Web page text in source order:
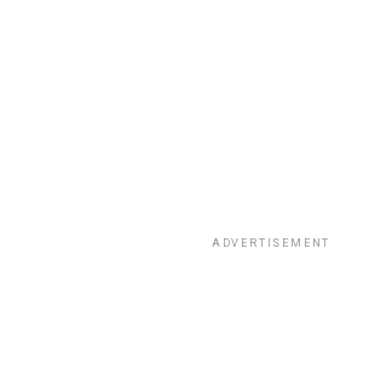
ADVERTISEMENT